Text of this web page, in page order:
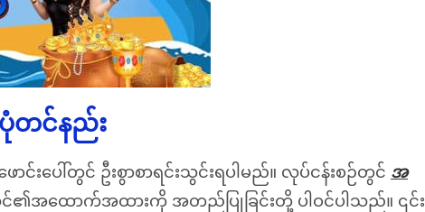
တင်နည်း
းပေါ်တွင် ဦးစွာစာရင်းသွင်းရပါမည်။ လုပ်ငန်းစဉ်တွင် အ
၏အထောက်အထားကို အတည်ပြုခြင်းတို့ ပါဝင်ပါသည်။ ၎င်း